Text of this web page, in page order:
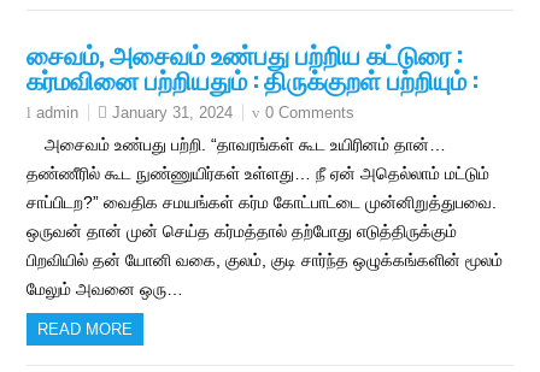
சைவம், அசைவம் உண்பது பற்றிய கட்டுரை :
கர்மவினை பற்றியதும் : திருக்குறள் பற்றியும் :
admin January 31, 2024 0 Comments
அசைவம் உண்பது பற்றி. “தாவரங்கள் கூட உயிரினம் தான்…
தண்ணீரில் கூட நுண்ணுயிர்கள் உள்ளது… நீ ஏன் அதெல்லாம் மட்டும்
சாப்பிடற?” வைதிக சமயங்கள் கர்ம கோட்பாட்டை முன்னிறுத்துபவை.
ஒருவன் தான் முன் செய்த கர்மத்தால் தற்போது எடுத்திருக்கும்
பிறவியில் தன் யோனி வகை, குலம், குடி சார்ந்த ஒழுக்கங்களின் மூலம்
மேலும் அவனை ஒரு…
READ MORE